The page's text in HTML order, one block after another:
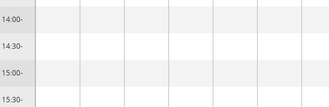
14:00-
14:30-
15:00-
15:30-